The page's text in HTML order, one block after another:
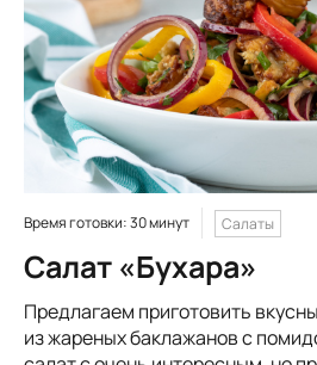
Время готовки: 30 минут Салаты
Салат «Бухара»
Предлагаем приготовить
из жареных баклажанов с